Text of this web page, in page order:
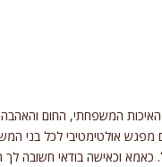
המשפחתי, החום
אולטימטיבי לכל בני
כאמא וכאישה בודאי חשובה לך